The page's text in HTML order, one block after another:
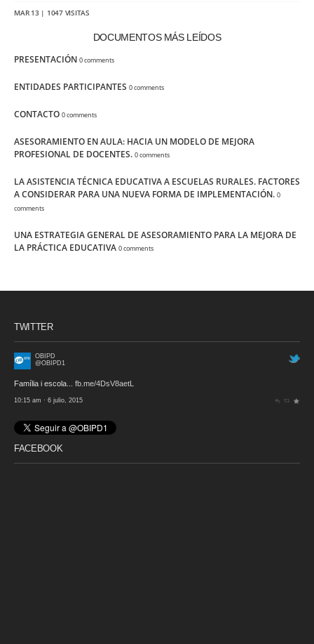
MAR 13 | 1047 VISITAS
DOCUMENTOS MÁS LEÍDOS
PRESENTACIÓN 0 comments
ENTIDADES PARTICIPANTES 0 comments
CONTACTO 0 comments
ASESORAMIENTO EN AULA: HACIA UN MODELO DE MEJORA
PROFESIONAL DE DOCENTES. 0 comments
LA ASISTENCIA TÉCNICA EDUCATIVA A ESCUELAS RURALES. FACTORES
A CONSIDERAR PARA UNA NUEVA FORMA DE IMPLEMENTACIÓN. 0
comments
UNA ESTRATEGIA GENERAL DE ASESORAMIENTO PARA LA MEJORA DE
LA PRÁCTICA EDUCATIVA 0 comments
TWITTER
OBIPD
@OBIPD1
Família i escola... fb.me/4DsV8aetL
10:15 am · 6 julio, 2015
FACEBOOK